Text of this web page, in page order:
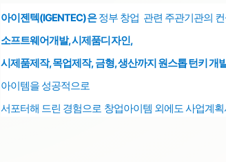
아이젠텍(IGENTEC)은정부 창업 관련 주관기관의
소프트웨어개발,시제품디자인,
시제품제작, 목업제작, 금형, 생산까지 원스톱턴키 개
아이템을 성공적으로
서포터해 드린 경험으로 창업아이템 외에도사업계